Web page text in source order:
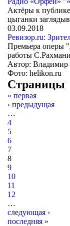
Актёры к
цыганки
03.09.2018
Ревизор.ru:
Премьера оперы
работы
Автор: Владимир
Фото: helikon.ru
Страницы
« первая
‹ предыдущая
…
4
5
6
7
8
9
10
11
12
…
следующая ›
последняя »